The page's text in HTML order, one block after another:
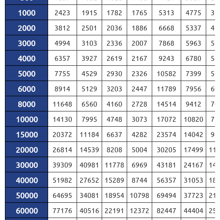
1000 2423 1915 1782 1765 5313 4775
2000 3812 2501 2036 1886 6668 5337
3000 4994 3103 2336 2007 7868 5963
4000 6357 3927 2619 2167 9243 6780
5000 7755 4529 2930 2326 10582 7399
6000 8914 5129 3203 2447 11789 7956
8000 11648 6560 4160 2728 14514 9412
10000 14130 7995 4748 3073 17072 10820
15000 20372 11184 6637 4282 23574 14042
20000 26814 14539 8208 5004 30205 17499
30000 39309 40981 11778 6969 43181 24167
40000 51982 27652 15289 8744 56357 31053
50000 64695 34081 18954 10798 69494 37723
60000 77176 40516 22191 12372 82447 44404